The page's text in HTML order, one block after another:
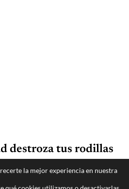
destroza tus rodillas
la mejor experiencia en nuestra